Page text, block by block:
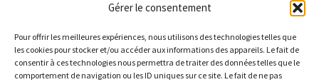
Gérer le consentement
Pour offrir les meilleures expériences, nous utilisons des technologies telles que
les cookies pour stocker et/ou accéder aux informations des appareils. Le fait de
consentir à ces technologies nous permettra de traiter des données telles que le
comportement de navigation ou les ID uniques sur ce site. Le fait de ne pas